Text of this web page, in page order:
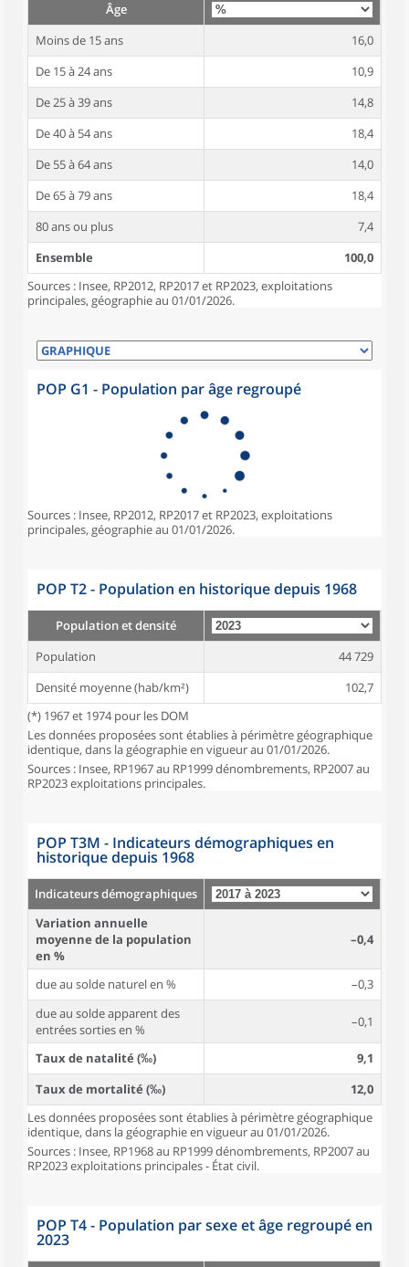
Âge
Moins de 15 ans
16,0
De 15 à 24 ans
10,9
De 25 à 39 ans
14,8
De 40 à 54 ans
18,4
De 55 à 64 ans
14,0
De 65 à 79 ans
18,4
80 ans ou plus
7,4
Ensemble
100,0
Sources : Insee, RP2012, RP2017 et RP2023, exploitations
principales, géographie au 01/01/2026.
POP G1 - Population par âge regroupé
Sources : Insee, RP2012, RP2017 et RP2023, exploitations
principales, géographie au 01/01/2026.
POP T2 - Population en historique depuis 1968
Population et densité
Population
44 729
Densité moyenne (hab/km²)
102,7
(*) 1967 et 1974 pour les DOM
Les données proposées sont établies à périmètre géographique
identique, dans la géographie en vigueur au 01/01/2026.
Sources : Insee, RP1967 au RP1999 dénombrements, RP2007 au
RP2023 exploitations principales.
POP T3M - Indicateurs démographiques en
historique depuis 1968
Indicateurs démographiques
Variation annuelle
moyenne de la population
en %
–0,4
due au solde naturel en %
–0,3
due au solde apparent des
entrées sorties en %
–0,1
Taux de natalité (‰)
9,1
Taux de mortalité (‰)
12,0
Les données proposées sont établies à périmètre géographique
identique, dans la géographie en vigueur au 01/01/2026.
Sources : Insee, RP1968 au RP1999 dénombrements, RP2007 au
RP2023 exploitations principales - État civil.
POP T4 - Population par sexe et âge regroupé en
2023